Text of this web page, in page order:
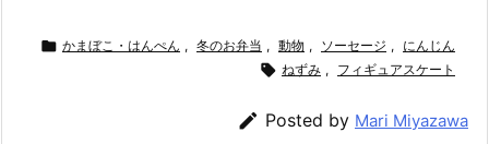
c itt e
er e
a
ai
l
 かまぼこ・はんぺん , 冬のお弁当 , 動物 , ソーセージ , にんじん
 ねずみ , フィギュアスケート
 Posted by Mari Miyazawa